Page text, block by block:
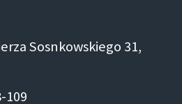
Sosnkowskiego 31,
109